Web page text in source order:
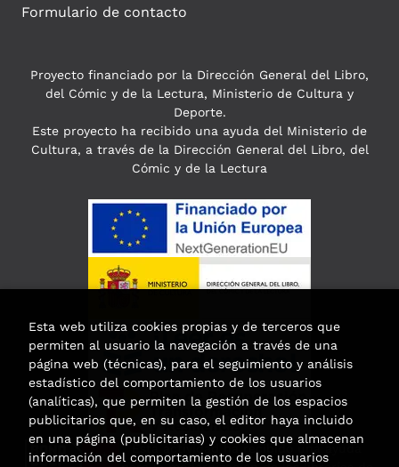
Formulario de contacto
Proyecto financiado por la Dirección General del Libro,
del Cómic y de la Lectura, Ministerio de Cultura y
Deporte.
Este proyecto ha recibido una ayuda del Ministerio de
Cultura, a través de la Dirección General del Libro, del
Cómic y de la Lectura
Esta actividad ha recibido una ayuda
Esta web utiliza cookies propias y de terceros que
permiten al usuario la navegación a través de una
página web (técnicas), para el seguimiento y análisis
estadístico del comportamiento de los usuarios
(analíticas), que permiten la gestión de los espacios
publicitarios que, en su caso, el editor haya incluido
en una página (publicitarias) y cookies que almacenan
información del comportamiento de los usuarios